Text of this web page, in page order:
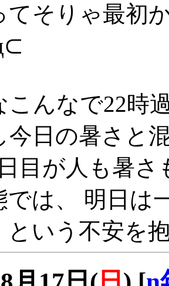
てそりゃ最初
こんなで22時
今日の暑さと
目が人も暑
では、 明日は
という不安を